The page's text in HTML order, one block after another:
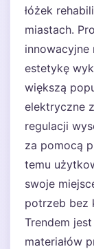
łóżek
miastach.
estetykę
większą
elektryczne
regulacji
za pomocą
temu
swoje
potrzeb bez
Trendem
materiałów